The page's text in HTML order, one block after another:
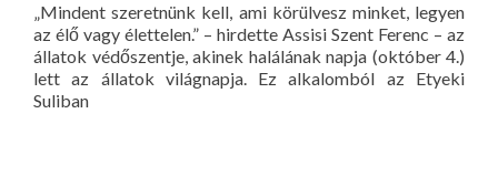
„Mindent szeretnünk kell, ami körülvesz minket, legyen
az élő vagy élettelen.” – hirdette Assisi Szent Ferenc – az
állatok védőszentje, akinek halálának napja (október 4.)
lett az állatok világnapja. Ez alkalomból az Etyeki
Suliban